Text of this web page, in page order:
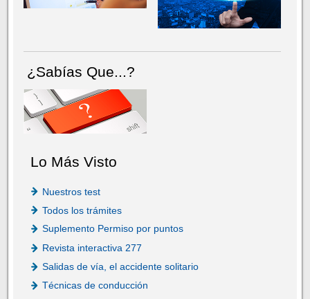
¿Sabías Que...?
Lo Más Visto
Nuestros test
Todos los trámites
Suplemento Permiso por puntos
Revista interactiva 277
Salidas de vía, el accidente solitario
Técnicas de conducción